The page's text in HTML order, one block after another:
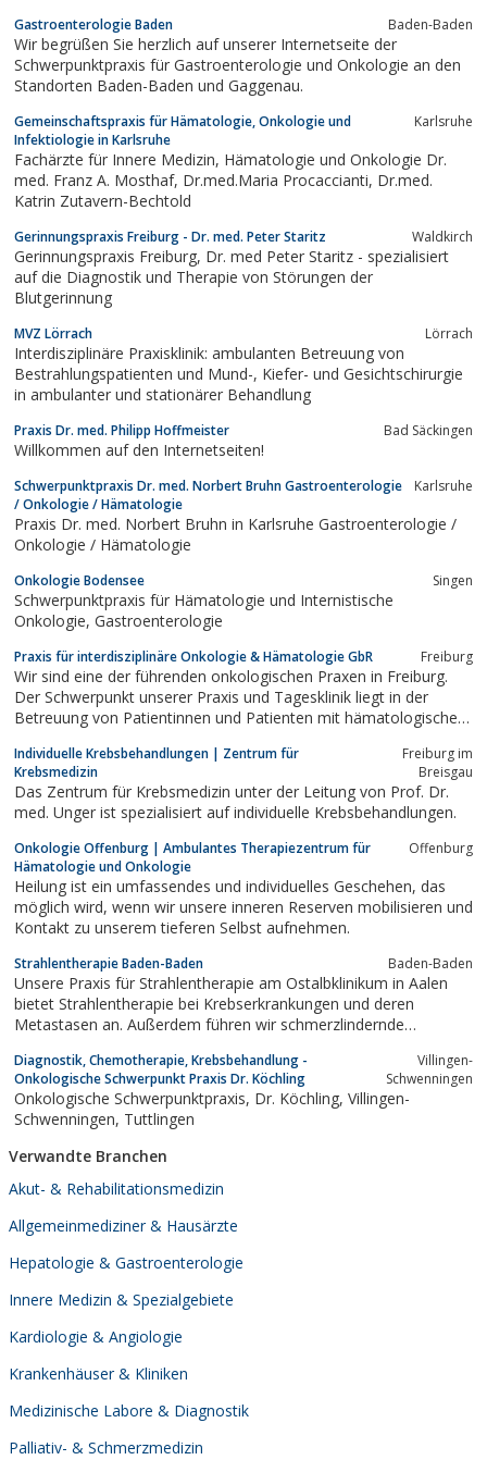
Gastroenterologie Baden Baden-Baden
Wir begrüßen Sie herzlich auf unserer Internetseite der
Schwerpunktpraxis für Gastroenterologie und Onkologie an den
Standorten Baden-Baden und Gaggenau.
Gemeinschaftspraxis für Hämatologie, Onkologie und
Infektiologie in Karlsruhe
Karlsruhe
Fachärzte für Innere Medizin, Hämatologie und Onkologie Dr.
med. Franz A. Mosthaf, Dr.med.Maria Procaccianti, Dr.med.
Katrin Zutavern-Bechtold
Gerinnungspraxis Freiburg - Dr. med. Peter Staritz Waldkirch
Gerinnungspraxis Freiburg, Dr. med Peter Staritz - spezialisiert
auf die Diagnostik und Therapie von Störungen der
Blutgerinnung
MVZ Lörrach Lörrach
Interdisziplinäre Praxisklinik: ambulanten Betreuung von
Bestrahlungspatienten und Mund-, Kiefer- und Gesichtschirurgie
in ambulanter und stationärer Behandlung
Praxis Dr. med. Philipp Hoffmeister Bad Säckingen
Willkommen auf den Internetseiten!
Schwerpunktpraxis Dr. med. Norbert Bruhn Gastroenterologie
/ Onkologie / Hämatologie
Karlsruhe
Praxis Dr. med. Norbert Bruhn in Karlsruhe Gastroenterologie /
Onkologie / Hämatologie
Onkologie Bodensee Singen
Schwerpunktpraxis für Hämatologie und Internistische
Onkologie, Gastroenterologie
Praxis für interdisziplinäre Onkologie & Hämatologie GbR Freiburg
Wir sind eine der führenden onkologischen Praxen in Freiburg.
Der Schwerpunkt unserer Praxis und Tagesklinik liegt in der
Betreuung von Patientinnen und Patienten mit hämatologischen
Tumorleiden).
Individuelle Krebsbehandlungen | Zentrum für
Krebsmedizin
Freiburg im
Breisgau
Das Zentrum für Krebsmedizin unter der Leitung von Prof. Dr.
med. Unger ist spezialisiert auf individuelle Krebsbehandlungen.
Onkologie Offenburg | Ambulantes Therapiezentrum für
Hämatologie und Onkologie
Offenburg
Heilung ist ein umfassendes und individuelles Geschehen, das
möglich wird, wenn wir unsere inneren Reserven mobilisieren und
Kontakt zu unserem tieferen Selbst aufnehmen.
Strahlentherapie Baden-Baden Baden-Baden
Unsere Praxis für Strahlentherapie am Ostalbklinikum in Aalen
bietet Strahlentherapie bei Krebserkrankungen und deren
Metastasen an. Außerdem führen wir schmerzlindernde
Tennisellenbogen, Arthrose) durch. Als Therapieformen werden
bei uns Teletherapie, Brachytherapie...
Diagnostik, Chemotherapie, Krebsbehandlung -
Onkologische Schwerpunkt Praxis Dr. Köchling
Villingen-
Schwenningen
Onkologische Schwerpunktpraxis, Dr. Köchling, Villingen-
Schwenningen, Tuttlingen
Verwandte Branchen
Akut- & Rehabilitationsmedizin
Allgemeinmediziner & Hausärzte
Hepatologie & Gastroenterologie
Innere Medizin & Spezialgebiete
Kardiologie & Angiologie
Krankenhäuser & Kliniken
Medizinische Labore & Diagnostik
Palliativ- & Schmerzmedizin